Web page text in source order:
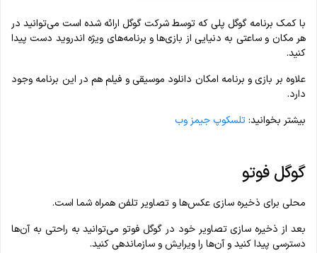
با کمک برنامه گوگل پلی که توسط شرکت گوگل ارائه شده است می‌توانید در
هر مکان و ساعتی به دنیایی از بازی‌ها و برنامه‌های ویژه اندروید دست پیدا
کنید.
علاوه بر بازی و برنامه امکان دانلود موسیقی و فیلم هم در این برنامه وجود
دارد.
بیشتر بخوانید:تلسکوپ جیمز وب
گوگل فوتو
محلی برای ذخیره سازی عکس‌ها و تصاویر تلفن همراه شما است.
بعد از ذخیره سازی تصاویر خود در گوگل فوتو می‌توانید به راحتی به آن‌ها
دسترسی پیدا کنید و آن‌‌ها را ویرایش و سازماندهی کنید.